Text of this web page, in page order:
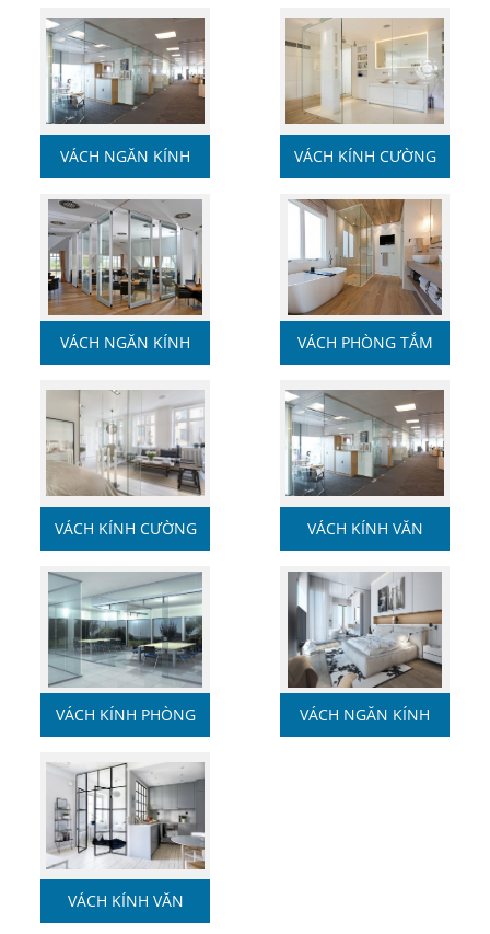
VÁCH NGĂN KÍNH
CƯỜNG ...
VÁCH KÍNH CƯỜNG
LỰC
VÁCH NGĂN KÍNH VÁCH PHÒNG TẮM
KÍNH
VÁCH KÍNH CƯỜNG
LỰC
VÁCH KÍNH VĂN
PHÒNG
VÁCH KÍNH PHÒNG
HỌP
VÁCH NGĂN KÍNH
VÁCH KÍNH VĂN